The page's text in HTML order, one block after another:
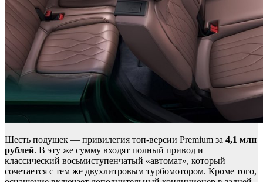
Шесть подушек — привилегия топ-версии Premium за 4,1 млн
рублей. В эту же сумму входят полный привод и
классический восьмиступенчатый «автомат», который
сочетается с тем же двухлитровым турбомотором. Кроме того,